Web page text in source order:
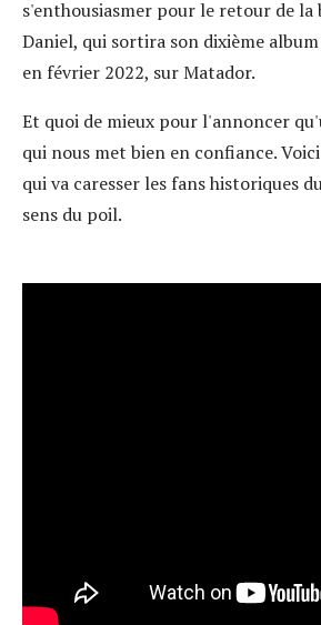
s'enthousiasmer pour le retour de la
Daniel, qui sortira son dixième album
en février 2022, sur Matador.
Et quoi de mieux pour l'annoncer
qui nous met bien en confiance.
qui va caresser les fans historiques
sens du poil.